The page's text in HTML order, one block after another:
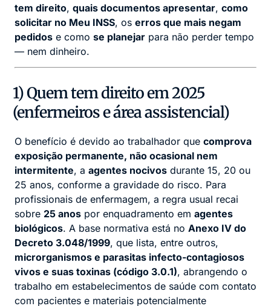
tem direito, quais documentos apresentar, como
solicitar no Meu INSS, os erros que mais negam
pedidos e como se planejar para não perder tempo
— nem dinheiro.
1) Quem tem direito em 2025
(enfermeiros e área assistencial)
O benefício é devido ao trabalhador que comprova
exposição permanente, não ocasional nem
intermitente, a agentes nocivos durante 15, 20 ou
25 anos, conforme a gravidade do risco. Para
profissionais de enfermagem, a regra usual recai
sobre 25 anos por enquadramento em agentes
biológicos. A base normativa está no Anexo IV do
Decreto 3.048/1999, que lista, entre outros,
microrganismos e parasitas infecto-contagiosos
vivos e suas toxinas (código 3.0.1), abrangendo o
trabalho em estabelecimentos de saúde com contato
com pacientes e materiais potencialmente